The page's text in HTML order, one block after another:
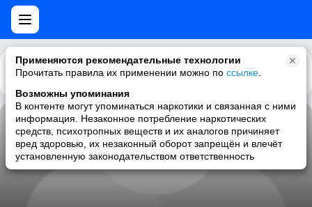
Применяются рекомендательные технологии
Прочитать правила их применении можно по ссылке
Возможны упоминания
В контенте могут упоминаться наркотики и связанная с ними
информация. Незаконное потребление наркотических
средств, психотропных веществ и их аналогов причиняет
вред здоровью, их незаконный оборот запрещён и влечёт
установленную законодательством ответственность
Каталог Рекомендации
Tonight (From West Side Story )
Ferrante & Teicher